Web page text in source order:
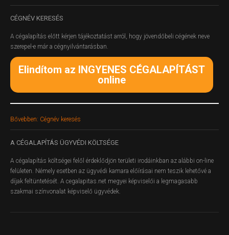
CÉGNÉV KERESÉS
A cégalapítás előtt kérjen tájékoztatást arról, hogy jövendőbeli cégének neve
szerepel-e már a cégnyilvántarásban.
Elindítom az INGYENES CÉGALAPÍTÁST
online
Bővebben: Cégnév keresés
A CÉGALAPÍTÁS ÜGYVÉDI KÖLTSÉGE
A cégalapítás költségei felől érdeklődjön területi irodáinkban az alábbi on-line
felületen. Némely esetben az ügyvédi kamara előírásai nem teszik lehetővé a
díjak feltüntetését. A cegalapitas.net megyei képviselői a legmagasabb
szakmai színvonalat képviselő ügyvédek.